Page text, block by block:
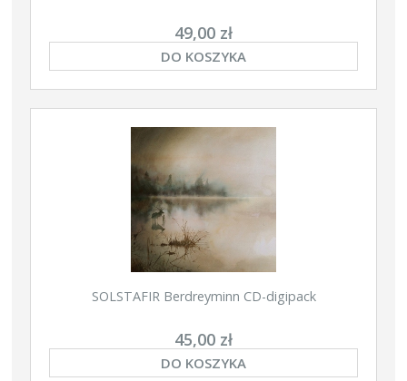
49,00 zł
DO KOSZYKA
SOLSTAFIR Berdreyminn CD-digipack
45,00 zł
DO KOSZYKA